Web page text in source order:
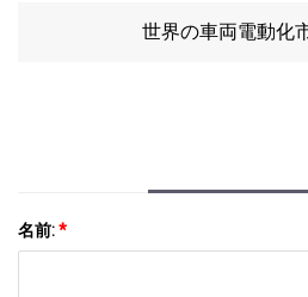
世界の車両電動化
名前:*